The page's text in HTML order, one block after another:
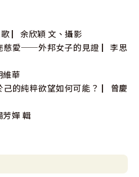
▏余欣穎 文、攝影
慈愛──外邦女子的見證 ▏李思
維華
己的純粹欲望如何可能？ ▏曾慶
嬋 輯